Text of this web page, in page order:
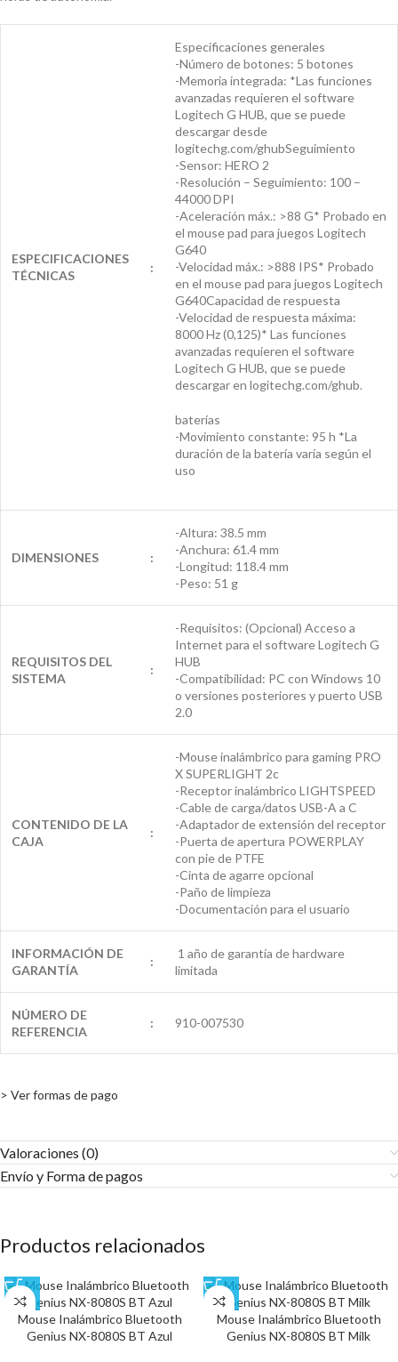
ESPECIFICACIONES
TÉCNICAS
:
Especificaciones generales
-Número de botones: 5 botones
-Memoria integrada: *Las funciones
avanzadas requieren el software
Logitech G HUB, que se puede
descargar desde
logitechg.com/ghubSeguimiento
-Sensor: HERO 2
-Resolución – Seguimiento: 100 –
44000 DPI
-Aceleración máx.: >88 G* Probado en
el mouse pad para juegos Logitech
G640
-Velocidad máx.: >888 IPS* Probado
en el mouse pad para juegos Logitech
G640Capacidad de respuesta
-Velocidad de respuesta máxima:
8000 Hz (0,125)* Las funciones
avanzadas requieren el software
Logitech G HUB, que se puede
descargar en logitechg.com/ghub.
baterías
-Movimiento constante: 95 h *La
duración de la batería varía según el
uso
DIMENSIONES :
-Altura: 38.5 mm
-Anchura: 61.4 mm
-Longitud: 118.4 mm
-Peso: 51 g
REQUISITOS DEL
SISTEMA
:
-Requisitos: (Opcional) Acceso a
Internet para el software Logitech G
HUB
-Compatibilidad: PC con Windows 10
o versiones posteriores y puerto USB
2.0
CONTENIDO DE LA
CAJA
:
-Mouse inalámbrico para gaming PRO
X SUPERLIGHT 2c
-Receptor inalámbrico LIGHTSPEED
-Cable de carga/datos USB-A a C
-Adaptador de extensión del receptor
-Puerta de apertura POWERPLAY
con pie de PTFE
-Cinta de agarre opcional
-Paño de limpieza
-Documentación para el usuario
INFORMACIÓN DE
GARANTÍA
:
1 año de garantía de hardware
limitada
NÚMERO DE
REFERENCIA
: 910-007530
> Ver formas de pago
Valoraciones (0)
Envío y Forma de pagos​
Productos relacionados
Mouse Inalámbrico Bluetooth
Genius NX-8080S BT Azul
Mouse Inalámbrico Bluetooth
Genius NX-8080S BT Milk